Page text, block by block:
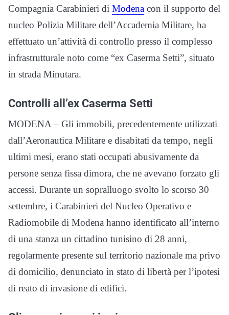
Compagnia Carabinieri di Modena con il supporto del
nucleo Polizia Militare dell’Accademia Militare, ha
effettuato un’attività di controllo presso il complesso
infrastrutturale noto come “ex Caserma Setti”, situato
in strada Minutara.
Controlli all’ex Caserma Setti
MODENA – Gli immobili, precedentemente utilizzati
dall’Aeronautica Militare e disabitati da tempo, negli
ultimi mesi, erano stati occupati abusivamente da
persone senza fissa dimora, che ne avevano forzato gli
accessi. Durante un sopralluogo svolto lo scorso 30
settembre, i Carabinieri del Nucleo Operativo e
Radiomobile di Modena hanno identificato all’interno
di una stanza un cittadino tunisino di 28 anni,
regolarmente presente sul territorio nazionale ma privo
di domicilio, denunciato in stato di libertà per l’ipotesi
di reato di invasione di edifici.